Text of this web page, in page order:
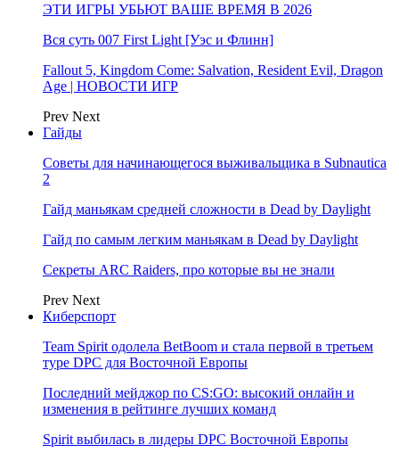
ЭТИ ИГРЫ УБЬЮТ ВАШЕ ВРЕМЯ В 2026
Вся суть 007 First Light [Уэс и Флинн]
Fallout 5, Kingdom Come: Salvation, Resident Evil, Dragon
Age | НОВОСТИ ИГР
Prev Next
Гайды
Советы для начинающегося выживальщика в Subnautica
2
Гайд маньякам средней сложности в Dead by Daylight
Гайд по самым легким маньякам в Dead by Daylight
Секреты ARC Raiders, про которые вы не знали
Prev Next
Киберспорт
Team Spirit одолела BetBoom и стала первой в третьем
туре DPC для Восточной Европы
Последний мейджор по CS:GO: высокий онлайн и
изменения в рейтинге лучших команд
Spirit выбилась в лидеры DPC Восточной Европы